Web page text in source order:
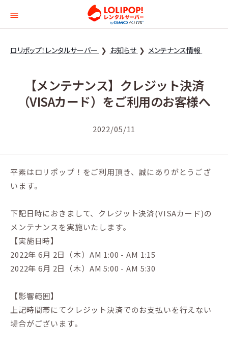
ロリポップ！レンタル
ロリポップ！レンタルサーバー お知らせ メンテナンス情報
【メンテナンス】クレジット決済
（VISAカード）をご利用のお客様へ
2022/05/11
平素はロリポップ！をご利用頂き、誠にありがとうござ
います。
下記日時におきまして、クレジット決済(VISAカード)の
メンテナンスを実施いたします。
【実施日時】
2022年 6月 2日（木）AM 1:00 - AM 1:15
2022年 6月 2日（木）AM 5:00 - AM 5:30
【影響範囲】
上記時間帯にてクレジット決済でのお支払いを行えない
場合がございます。